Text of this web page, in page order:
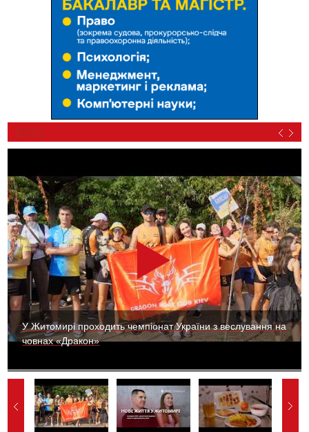
ВІДЕО
У Житомирі проходить чемпіонат України з веслування на
човнах «Дракон»